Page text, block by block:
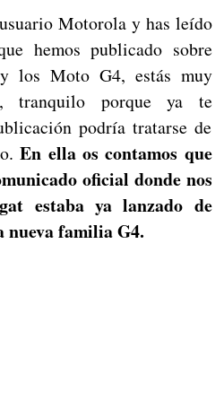
Motorola y has leído
hemos publicado sobre
los Moto G4, estás muy
tranquilo porque ya te
podría tratarse de
En ella os contamos que
oficial donde nos
estaba ya lanzado de
nueva familia G4.